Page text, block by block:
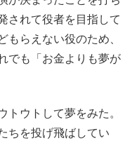
されて役者を目指して
もらえない役のため、
でも「お金よりも夢が
トウトして夢をみた。
ちを投げ飛ばしてい